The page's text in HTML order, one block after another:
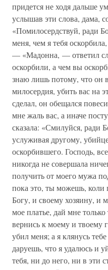
придется не ходя дальше
услышав эти слова, дама,
«Помилосердствуй, ради
меня, чем я тебя
— «Мадонна, — ответил
оскорбили, а чем вы
знаю лишь потому, что он
милосердия, убить вас на
сделал, он обещался
мне жаль вас, а иначе
сказала: «Смилуйся, ради
услуживая другому,
оскорбившего. Господь,
никогда не совершала
получить от моего мужа
пока это, ты можешь, коли
Богу, и своему хозяину, и
мое платье, дай мне
вернись к моему и твоему
убил меня; а я клянусь
даруешь, что я удалюсь и
тебя, ни до него, ни в эти